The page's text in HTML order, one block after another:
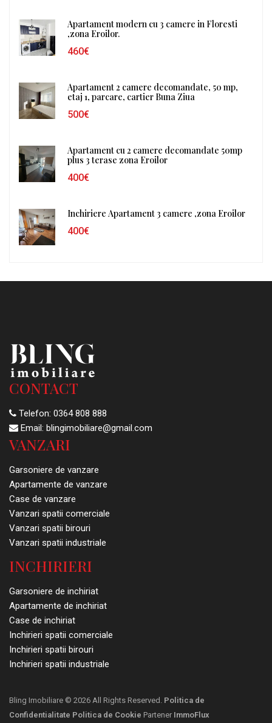
Apartament modern cu 3 camere in Floresti
,zona Eroilor.
460€
Apartament 2 camere decomandate, 50 mp,
etaj 1, parcare, cartier Buna Ziua
500€
Apartament cu 2 camere decomandate 50mp
plus 3 terase zona Eroilor
400€
Inchiriere Apartament 3 camere ,zona Eroilor
400€
CONTACT
Telefon: 0364 808 888
Email: blingimobiliare@gmail.com
VANZARI
Garsoniere de vanzare
Apartamente de vanzare
Case de vanzare
Vanzari spatii comerciale
Vanzari spatii birouri
Vanzari spatii industriale
INCHIRIERI
Garsoniere de inchiriat
Apartamente de inchiriat
Case de inchiriat
Inchirieri spatii comerciale
Inchirieri spatii birouri
Inchirieri spatii industriale
Bling Imobiliare © 2026 All Rights Reserved. Politica de
Confidentialitate Politica de Cookie Partener ImmoFlux